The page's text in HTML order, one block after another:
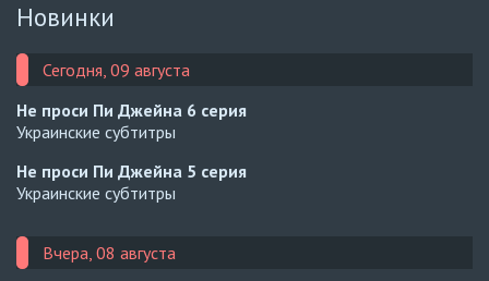
Новинки
Сегодня, 09 августа
Не проси Пи Джейна 6 серия
Украинские субтитры
Не проси Пи Джейна 5 серия
Украинские субтитры
Вчера, 08 августа